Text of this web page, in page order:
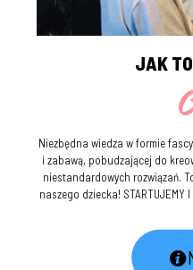
JAK
Niezbędna wiedza w formie
i zabawą, pobudzającej do
niestandardowych rozwiązań.
naszego dziecka! STARTUJEMY I